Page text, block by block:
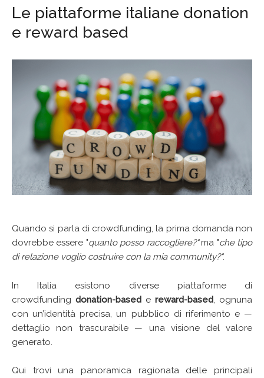
eventi
Le piattaforme italiane donation
e reward based
Quando si parla di crowdfunding, la prima domanda non
dovrebbe essere "quanto posso raccogliere?"ma "che tipo
di relazione voglio costruire con la mia community?".
In Italia esistono diverse piattaforme di
crowdfunding donation-based e reward-based, ognuna
con un’identità precisa, un pubblico di riferimento e —
dettaglio non trascurabile — una visione del valore
generato.
Qui trovi una panoramica ragionata delle principali